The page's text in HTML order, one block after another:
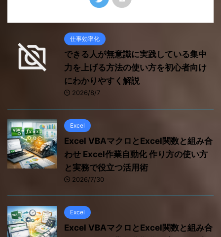
仕事効率化
できる人が無意識に実践している集中
力を上げる方法の使い方を初心者向け
にわかりやすく解説
2026/8/7
Excel
Excel VBAマクロとExcel関数と組み合
わせ Excel作業自動化 作り方の使い方
と実務で役立つ活用術
2026/7/30
Excel
Excel VBAマクロとExcel関数と組み合